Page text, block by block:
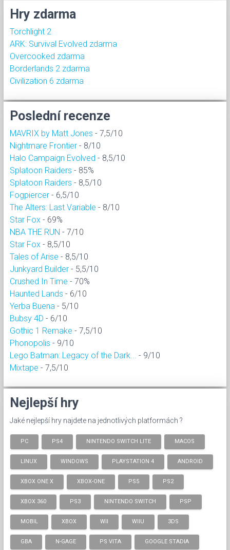
Hry zdarma
Torchlight 2
ARK: Survival Evolved zdarma
Overcooked zdarma
Borderlands 2 zdarma
Civilization 6 zdarma
Poslední recenze
MAVRIX by Matt Jones - 7,5/10
Nightmare Frontier - 8/10
Halo Campaign Evolved - 8,5/10
Splatoon Raiders - 85%
Splatoon Raiders - 8,5/10
Fogpiercer - 6,5/10
The Alters: Last Variable - 8/10
Star Fox - 69%
NBA THE RUN - 7/10
Star Fox - 8,5/10
Tales of Arise - 8,5/10
Junkyard Builder - 5,5/10
Crushed In Time - 70%
Haunted Lands - 6/10
Yerba Buena - 5/10
Bubsy 4D - 6/10
Gothic 1 Remake - 7,5/10
Phonopolis - 9/10
Lego Batman: Legacy of the Dark...
- 9/10
Mixtape - 7,5/10
Nejlepší hry
Jaké nejlepší hry najdete na jednotlivých platformách ?
PC PS4 NINTENDO SWITCH LITE MACOS
LINUX WINDOWS PLAYSTATION 4 ANDROID
XBOX ONE X XBOX-ONE PS5 PS2
XBOX 360 PS3 NINTENDO SWITCH PSP
MOBIL XBOX WII WIIU 3DS
GBA N-GAGE PS VITA GOOGLE STADIA